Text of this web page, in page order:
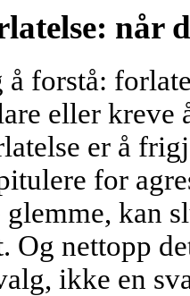
når
forstå:
eller kreve
er å
for
kan
Og nettopp
ikke en